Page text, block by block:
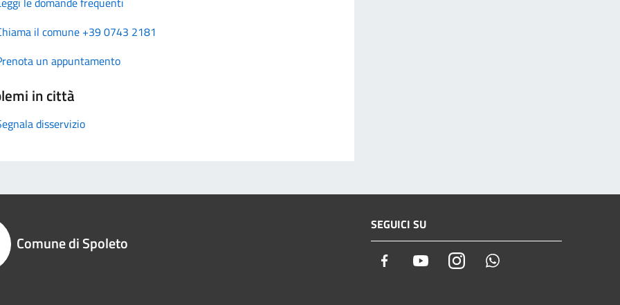
il comune +39 0743 2181
un appuntamento
in città
disservizio
Comune di Spoleto
SEGUICI SU
Facebook YoutubeInstagram